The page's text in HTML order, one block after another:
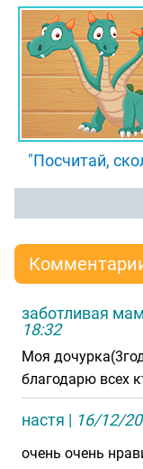
"Посчитай,
заботливая
18:32
Моя
благодарю всех
настя | 16/12/
очень очень